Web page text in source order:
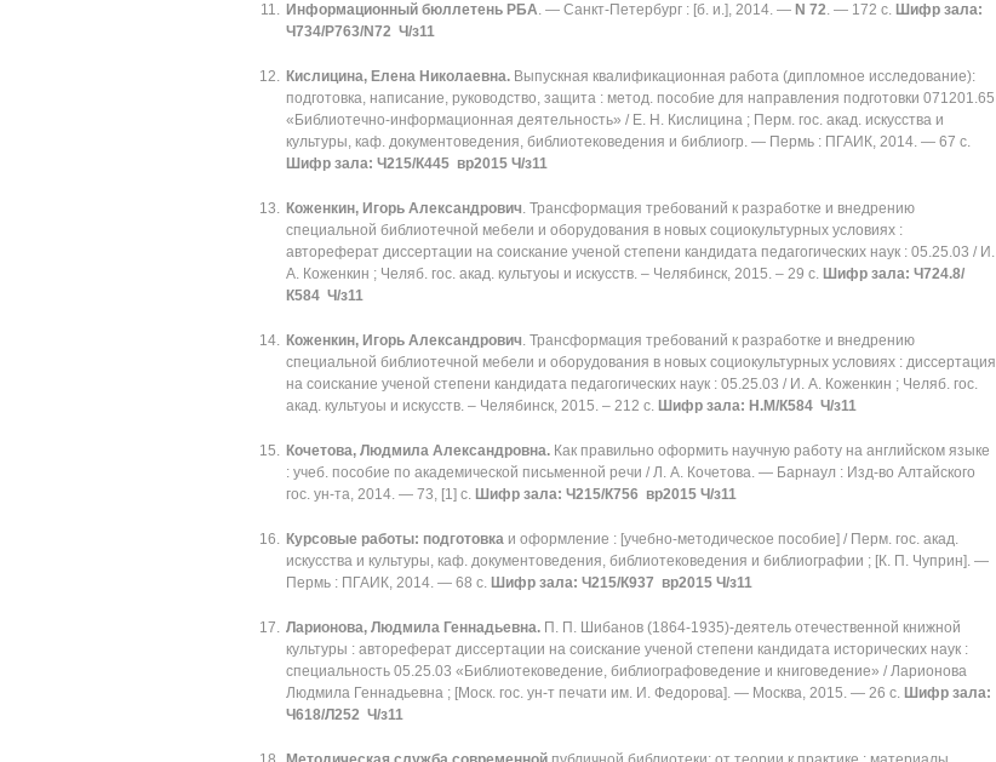
Информационный бюллетень РБА. — Санкт-Петербург : [б. и.], 2014. — N 72. — 172 с. Шифр зала:
Ч734/Р763/N72 Ч/з11
Кислицина, Елена Николаевна. Выпускная квалификационная работа (дипломное исследование):
подготовка, написание, руководство, защита : метод. пособие для направления подготовки 071201.65
«Библиотечно-информационная деятельность» / Е. Н. Кислицина ; Перм. гос. акад. искусства и
культуры, каф. документоведения, библиотековедения и библиогр. — Пермь : ПГАИК, 2014. — 67 с.
Шифр зала: Ч215/К445 вр2015 Ч/з11
Коженкин, Игорь Александрович. Трансформация требований к разработке и внедрению
специальной библиотечной мебели и оборудования в новых социокультурных условиях :
автореферат диссертации на соискание ученой степени кандидата педагогических наук : 05.25.03 / И.
А. Коженкин ; Челяб. гос. акад. культуоы и искусств. – Челябинск, 2015. – 29 с. Шифр зала: Ч724.8/
К584 Ч/з11
Коженкин, Игорь Александрович. Трансформация требований к разработке и внедрению
специальной библиотечной мебели и оборудования в новых социокультурных условиях : диссертация
на соискание ученой степени кандидата педагогических наук : 05.25.03 / И. А. Коженкин ; Челяб. гос.
акад. культуоы и искусств. – Челябинск, 2015. – 212 с. Шифр зала: Н.М/К584 Ч/з11
Кочетова, Людмила Александровна. Как правильно оформить научную работу на английском языке
: учеб. пособие по академической письменной речи / Л. А. Кочетова. — Барнаул : Изд-во Алтайского
гос. ун-та, 2014. — 73, [1] с. Шифр зала: Ч215/К756 вр2015 Ч/з11
Курсовые работы: подготовка и оформление : [учебно-методическое пособие] / Перм. гос. акад.
искусства и культуры, каф. документоведения, библиотековедения и библиографии ; [К. П. Чуприн]. —
Пермь : ПГАИК, 2014. — 68 с. Шифр зала: Ч215/К937 вр2015 Ч/з11
Ларионова, Людмила Геннадьевна. П. П. Шибанов (1864-1935)-деятель отечественной книжной
культуры : автореферат диссертации на соискание ученой степени кандидата исторических наук :
специальность 05.25.03 «Библиотековедение, библиографоведение и книговедение» / Ларионова
Людмила Геннадьевна ; [Моск. гос. ун-т печати им. И. Федорова]. — Москва, 2015. — 26 с. Шифр зала:
Ч618/Л252 Ч/з11